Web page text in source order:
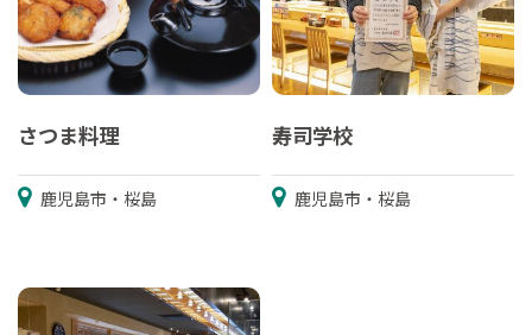
さつま料理
鹿児島市・桜島
寿司学校
鹿児島市・桜島